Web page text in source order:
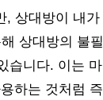
상대방이 내
상대방의 불
습니다. 이는
하는 것처럼